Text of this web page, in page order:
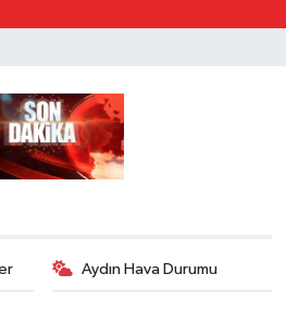
Aydın Hava Durumu